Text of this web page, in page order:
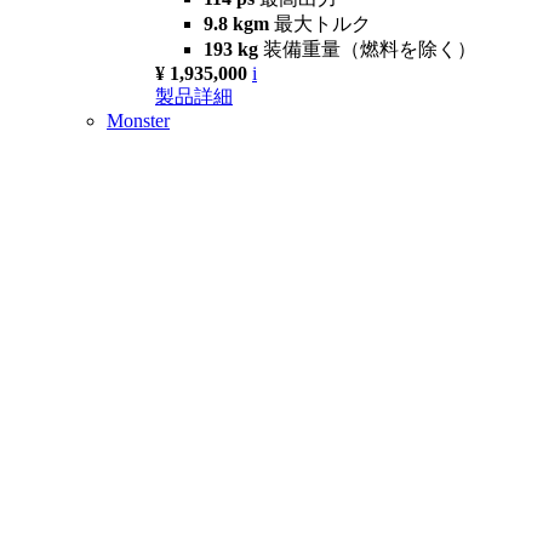
9.8 kgm 最大トルク
193 kg 装備重量（燃料を除く）
¥ 1,935,000 i
製品詳細
Monster